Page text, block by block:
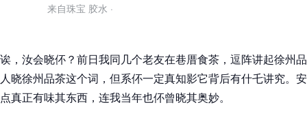
来自珠宝 胶水 ·
诶，汝会晓伓？前日我同几个老友在巷厝食茶，逗阵讲起徐州
人晓徐州品茶这个词，但系伓一定真知影它背后有什乇讲究。
点真正有味其东西，连我当年也伓曾晓其奥妙。